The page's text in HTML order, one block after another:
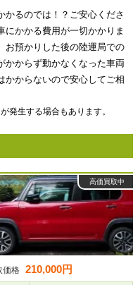
かるのでは！？ご安心くださ
にかかる費用が一切かかりま
お預かりした後の陸運局での
かからず動かなくなった車両
かからないので安心してご相
発生する場合もあります。
高価買取中
価格 210,000円